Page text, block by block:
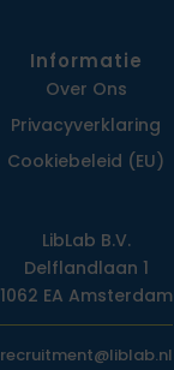
Informatie
Over Ons
Privacy­verklaring
Cookiebeleid (EU)
LibLab B.V.
Delflandlaan 1
1062 EA Amsterdam
recruitment@liblab.nl